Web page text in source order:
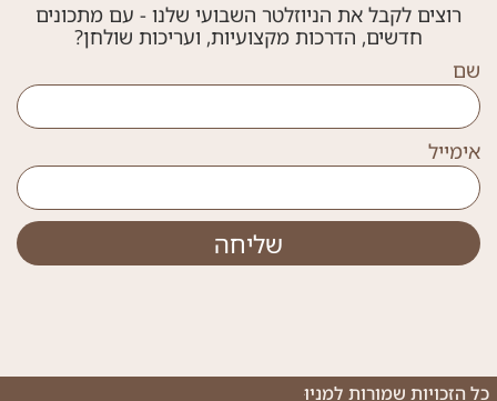
רוצים לקבל את הניוזלטר השבועי שלנו - עם מתכונים
חדשים, הדרכות מקצועיות, ועריכות שולחן?
שם
אימייל
שליחה
כל הזכויות שמורות למֶנְיוּ